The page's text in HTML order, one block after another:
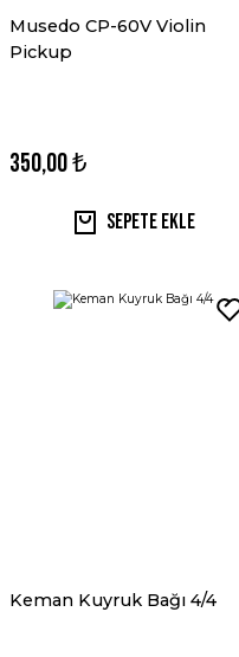
Musedo CP-60V Violin
Pickup
350,00 ₺
Sepete Ekle
Keman Kuyruk Bağı 4/4